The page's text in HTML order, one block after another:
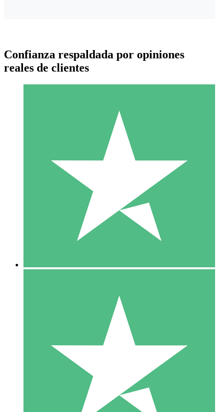
Paquetes de Créditos Individuales
Paga según el uso con créditos de descarga. Sin compromiso
10 00
10 Descargas
20 00
Confianza respaldada por opiniones
reales de clientes